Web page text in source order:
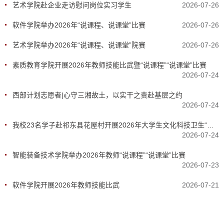
​艺术学院赴企业走访慰问岗位实习学生 2026-07-26
软件学院举办2026年“说课程、说课堂”比赛 2026-07-26
艺术学院举办2026年“说课程、说课堂”院赛 2026-07-26
素质教育学院开展2026年教师技能比武暨“说课程”“说课堂”比赛
2026-07-24
西部计划志愿者|心守三湘故土，以实干之责赴基层之约
2026-07-24
2026-07-24
智能装备技术学院举办2026年教师“说课程”“说课堂”比赛
2026-07-23
软件学院开展2026年教师技能比武 2026-07-21